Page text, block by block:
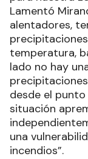
Lamentó
alentadores,
temperatura,
lado no hay
desde el
situación
una
incendios”.